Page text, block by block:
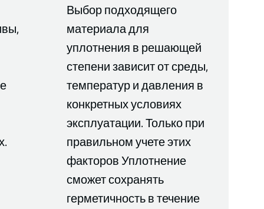
Выбор подходящего
материала для
уплотнения в решающей
степени зависит от среды,
температур и давления в
конкретных условиях
эксплуатации. Только при
правильном учете этих
факторов Уплотнение
сможет сохранять
герметичность в течение